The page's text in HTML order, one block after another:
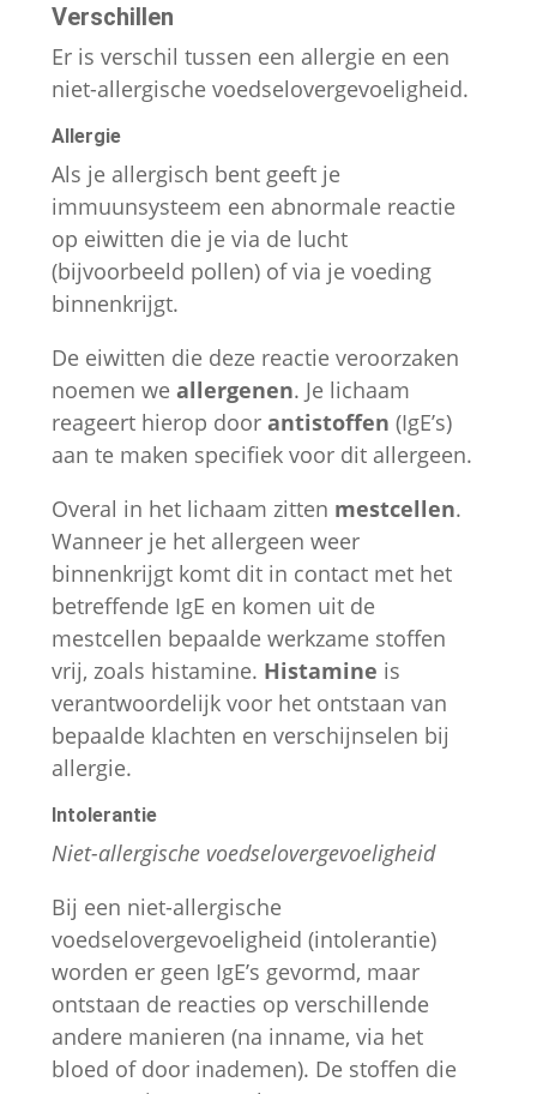
Verschillen
Er is verschil tussen een allergie en een
niet-allergische voedselovergevoeligheid.
Allergie
Als je allergisch bent geeft je
immuunsysteem een abnormale reactie
op eiwitten die je via de lucht
(bijvoorbeeld pollen) of via je voeding
binnenkrijgt.
De eiwitten die deze reactie veroorzaken
noemen we allergenen. Je lichaam
reageert hierop door antistoffen (IgE’s)
aan te maken specifiek voor dit allergeen.
Overal in het lichaam zitten mestcellen.
Wanneer je het allergeen weer
binnenkrijgt komt dit in contact met het
betreffende IgE en komen uit de
mestcellen bepaalde werkzame stoffen
vrij, zoals histamine. Histamine is
verantwoordelijk voor het ontstaan van
bepaalde klachten en verschijnselen bij
allergie.
Intolerantie
Niet-allergische voedselovergevoeligheid
Bij een niet-allergische
voedselovergevoeligheid (intolerantie)
worden er geen IgE’s gevormd, maar
ontstaan de reacties op verschillende
andere manieren (na inname, via het
bloed of door inademen). De stoffen die